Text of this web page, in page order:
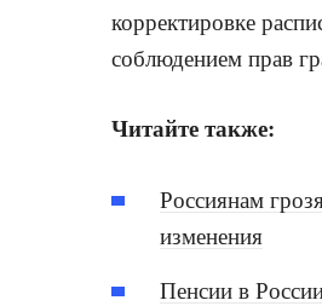
корректировке
соблюдением прав
Читайте также:
Россиянам
изменения
Пенсии в